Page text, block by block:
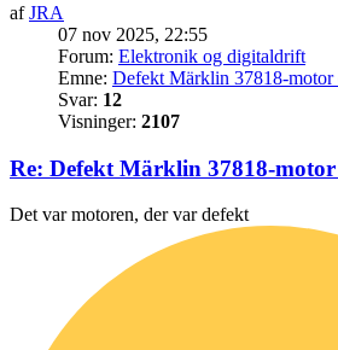
afJRA
07 nov 2025, 22:55
Forum: Elektronik og digitaldrift
Emne: Defekt Märklin 37818-motor
Svar: 12
Visninger: 2107
Re: Defekt Märklin 37818-motor
Det var motoren, der var defekt